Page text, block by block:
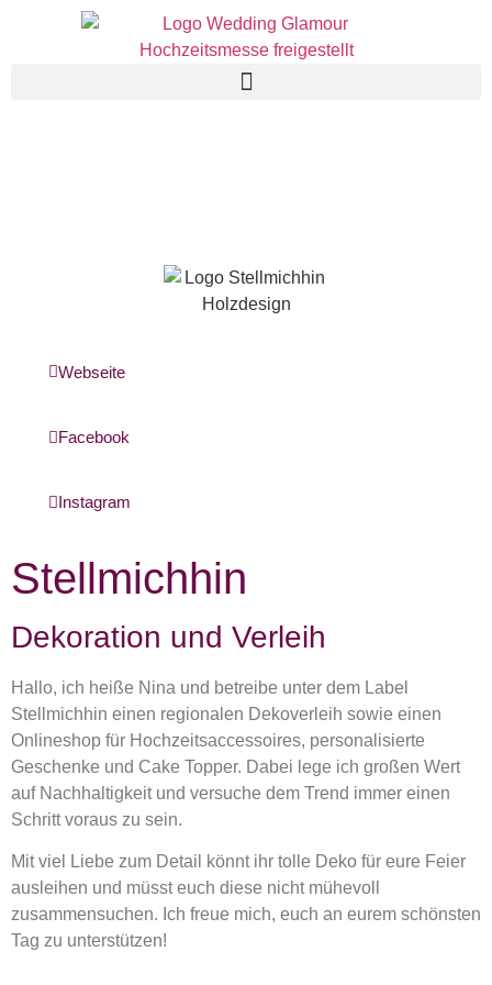
Webseite
Facebook
Instagram
Stellmichhin
Dekoration und Verleih
Hallo, ich heiße Nina und betreibe unter dem Label
Stellmichhin einen regionalen Dekoverleih sowie einen
Onlineshop für Hochzeitsaccessoires, personalisierte
Geschenke und Cake Topper. Dabei lege ich großen Wert
auf Nachhaltigkeit und versuche dem Trend immer einen
Schritt voraus zu sein.
Mit viel Liebe zum Detail könnt ihr tolle Deko für eure Feier
ausleihen und müsst euch diese nicht mühevoll
zusammensuchen. Ich freue mich, euch an eurem schönsten
Tag zu unterstützen!